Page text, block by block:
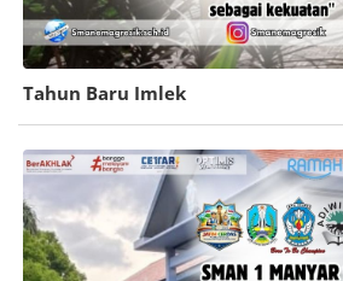
Tahun Baru Imlek